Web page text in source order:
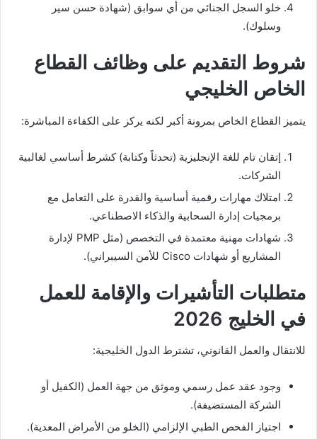
خلو السجل الجنائي من أي سوابق (شهادة حسن سير
وسلوك).
شروط التقديم على وظائف القطاع
الخاص الخليجي
يتميز القطاع الخاص بمرونة أكبر لكنه يركز على الكفاءة المباشرة:
إتقان تام للغة الإنجليزية (تحدثاً وكتابة) كشرط أساسي لغالبية
الشركات.
امتلاك مهارات رقمية أساسية والقدرة على التعامل مع
برمجيات إدارة السحابية والذكاء الاصطناعي.
شهادات مهنية معتمدة في التخصص (مثل PMP لإدارة
المشاريع أو شهادات Cisco للأمن السيبراني).
متطلبات التأشيرات والإقامة للعمل
في الخليج 2026
للانتقال والعمل القانوني، تشترط الدول الخليجية:
وجود عقد عمل رسمي وموثق من جهة العمل (الكفيل أو
الشركة المستضيفة).
اجتياز الفحص الطبي الإلزامي (الخلو من الأمراض المعدية).